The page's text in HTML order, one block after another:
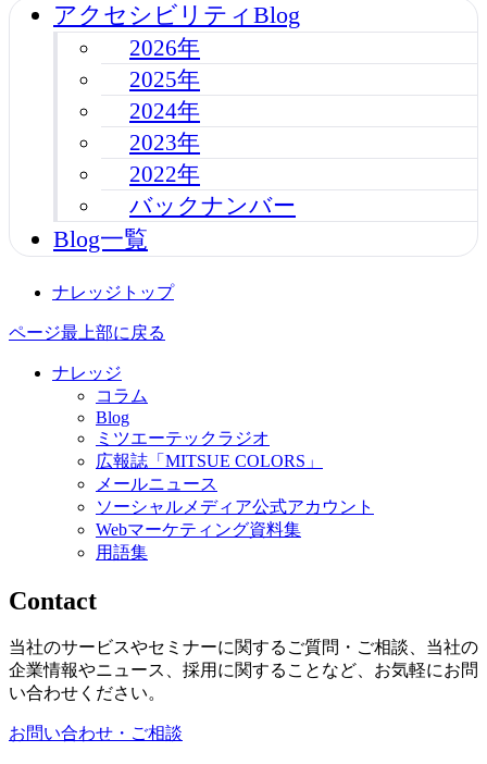
アクセシビリティBlog
2026年
2025年
2024年
2023年
2022年
バックナンバー
Blog一覧
ナレッジトップ
ページ最上部に戻る
ナレッジ
コラム
Blog
ミツエーテックラジオ
広報誌「MITSUE COLORS」
メールニュース
ソーシャルメディア公式アカウント
Webマーケティング資料集
用語集
Contact
当社のサービスやセミナーに関するご質問・ご相談、当社の
企業情報やニュース、採用に関することなど、お気軽にお問
い合わせください。
お問い合わせ・ご相談